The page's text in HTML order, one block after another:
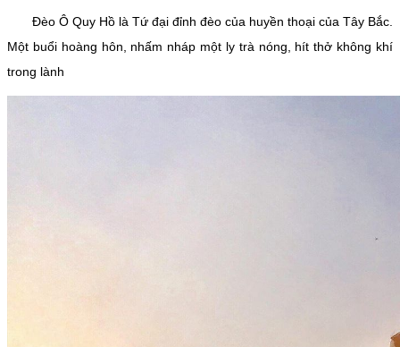
Đèo Ô Quy Hồ là Tứ đại đỉnh đèo của huyền thoại của Tây Bắc.
Một buổi hoàng hôn, nhấm nháp một ly trà nóng, hít thở không khí
trong lành